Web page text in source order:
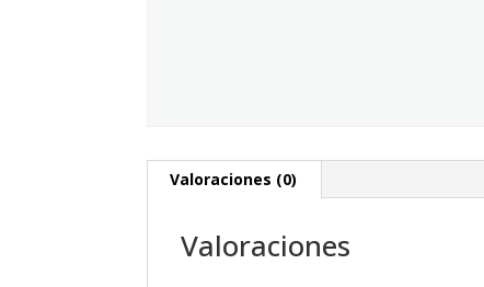
Valoraciones (0)
Valoraciones